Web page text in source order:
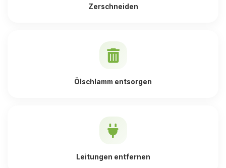
Zerschneiden
Ölschlamm entsorgen
Leitungen entfernen